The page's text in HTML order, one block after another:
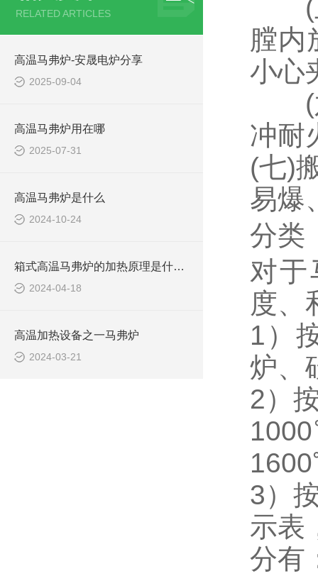
RELATED ARTICLES
高温马弗炉-安晟电炉分享
2025-09-04
高温马弗炉用在哪
2025-07-31
高温马弗炉是什么
2024-10-24
箱式高温马弗炉的加热原理是什么？
2024-04-18
高温加热设备之一马弗炉
2024-03-21
(五
膛内
小心
(六
冲耐
(七)
易爆
分类
对于
度、
1）
炉、
2）
3）
示表
分有